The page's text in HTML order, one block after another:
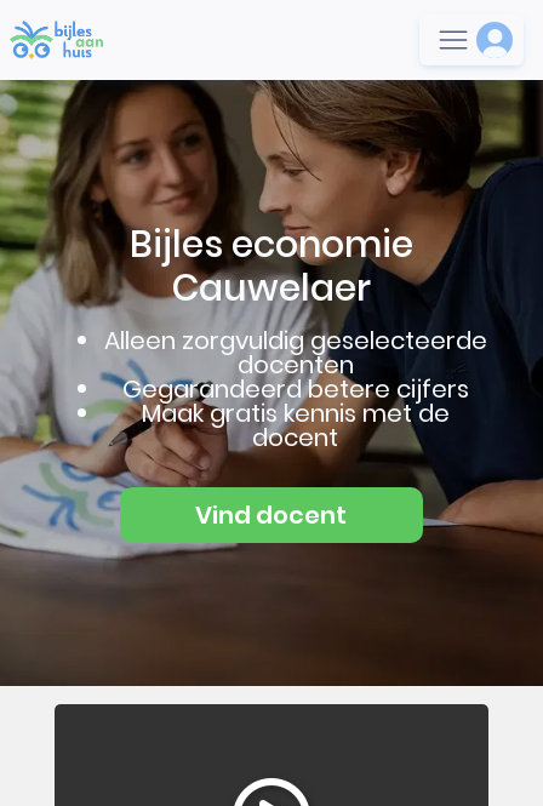
Bijles economie
Cauwelaer
Alleen zorgvuldig geselecteerde
docenten
Gegarandeerd betere cijfers
Maak gratis kennis met de
docent
Vind docent